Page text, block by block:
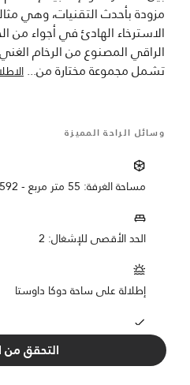
التحقق من
مزودة بأحدث التقنيات، وهي
الاسترخاء الهادئ في أجواء من
الراقي المصنوع من الرخام
تشمل مجموعة مختارة من...
وسائل الراحة المميزة
مساحة الغرفة: 55 متر مربع - 592 قدم مربعة
الحد الأقصى للإشغال: 2
إطلالة على ساحة دوكا داوستا